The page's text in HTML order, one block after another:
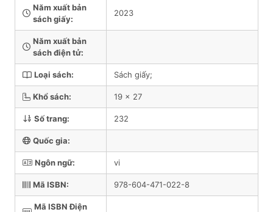
Năm xuất bản
sách giấy:
2023
Năm xuất bản
sách điện tử:
Loại sách: Sách giấy;
Khổ sách: 19 x 27
Số trang: 232
Quốc gia:
Ngôn ngữ: vi
Mã ISBN: 978-604-471-022-8
Mã ISBN Điện